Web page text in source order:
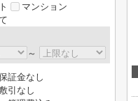
マンション
～
証金なし
引なし